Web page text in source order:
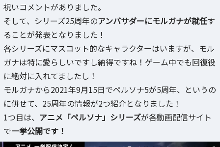
祝いコメントがありました。
そして、シリーズ25周年のアンバサダーにモルガナが就任す
ることが発表となりました！
各シリーズにマスコット的なキャラクターはいますが、モル
ガナは特に愛らしいですし納得ですね！ゲーム中でも回復役
に絶対に入れてましたし！
モルガナから2021年9月15日でペルソナ5が5周年、というの
に併せて、25周年の情報が2つ紹介となりました！
1つ目は、 アニメ「ペルソナ」シリーズが各動画配信サイト
で一挙公開です！